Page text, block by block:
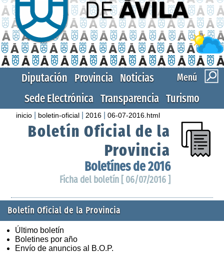
Menú
Diputación Provincia Noticias
Sede Electrónica Transparencia Turismo
inicio boletin-oficial 2016 |06-07-2016.html
Boletín Oficial de la
Provincia
Boletínes de 2016
Ficha del boletín [ 06/07/2016 ]
Boletín Oficial de la Provincia
Último boletín
Boletines por año
Envío de anuncios al B.O.P.